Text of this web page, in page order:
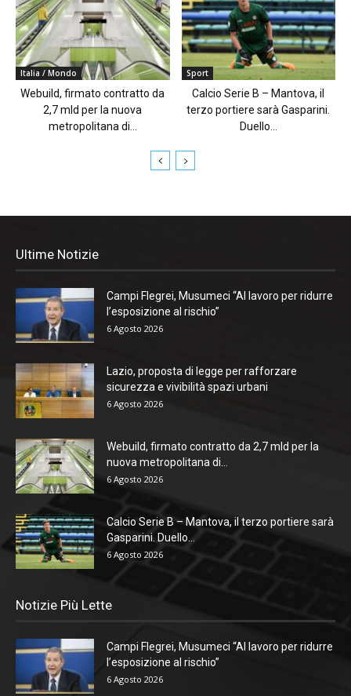
Italia / Mondo
Webuild, firmato contratto da
2,7 mld per la nuova
metropolitana di...
Sport
Calcio Serie B – Mantova, il
terzo portiere sarà Gasparini.
Duello...
Ultime Notizie
Campi Flegrei, Musumeci “Al lavoro per ridurre
l’esposizione al rischio”
6 Agosto 2026
Lazio, proposta di legge per rafforzare
sicurezza e vivibilità spazi urbani
6 Agosto 2026
Webuild, firmato contratto da 2,7 mld per la
nuova metropolitana di...
6 Agosto 2026
Calcio Serie B – Mantova, il terzo portiere sarà
Gasparini. Duello...
6 Agosto 2026
Notizie Più Lette
Campi Flegrei, Musumeci “Al lavoro per ridurre
l’esposizione al rischio”
6 Agosto 2026